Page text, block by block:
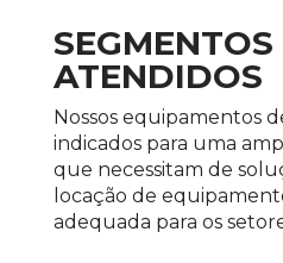
SEGMENTOS
ATENDIDOS
Nossos equipamentos
indicados para uma
que necessitam de
locação de
adequada para os